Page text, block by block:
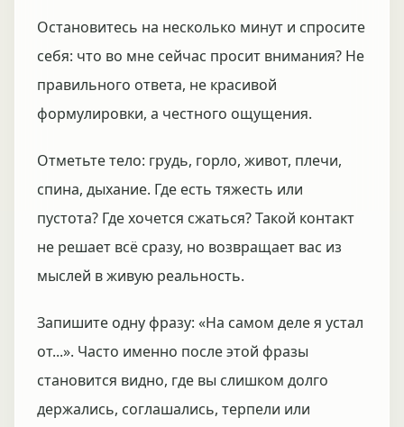
Остановитесь на несколько минут и спросите
себя: что во мне сейчас просит внимания? Не
правильного ответа, не красивой
формулировки, а честного ощущения.
Отметьте тело: грудь, горло, живот, плечи,
спина, дыхание. Где есть тяжесть или
пустота? Где хочется сжаться? Такой контакт
не решает всё сразу, но возвращает вас из
мыслей в живую реальность.
Запишите одну фразу: «На самом деле я устал
от...». Часто именно после этой фразы
становится видно, где вы слишком долго
держались, соглашались, терпели или